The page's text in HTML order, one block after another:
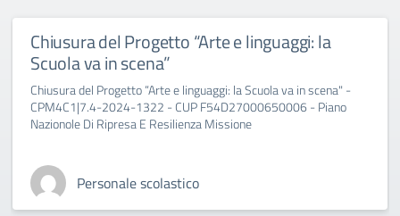
Chiusura del Progetto “Arte e linguaggi: la
Scuola va in scena”
Chiusura del Progetto “Arte e linguaggi: la Scuola va in scena" -
CPM4C1|7.4-2024-1322 - CUP F54D27000650006 - Piano
Nazionole Di Ripresa E Resilienza Missione
Personale scolastico